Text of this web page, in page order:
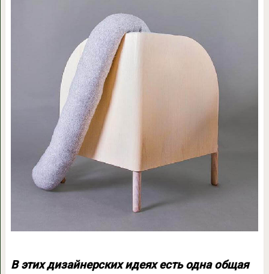
В этих дизайнерских идеях есть одна общая